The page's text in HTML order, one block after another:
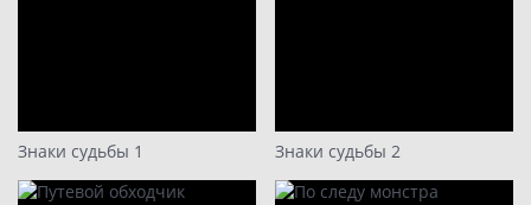
Знаки судьбы 1 Знаки судьбы 2